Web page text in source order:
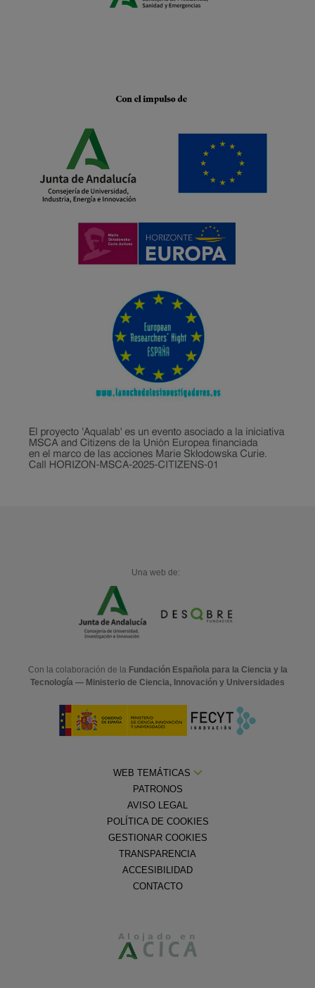
Una web de:
Con la colaboración de la Fundación Española para la Ciencia y la
Tecnología — Ministerio de Ciencia, Innovación y Universidades
WEB TEMÁTICAS
PATRONOS
AVISO LEGAL
POLÍTICA DE COOKIES
GESTIONAR COOKIES
TRANSPARENCIA
ACCESIBILIDAD
CONTACTO